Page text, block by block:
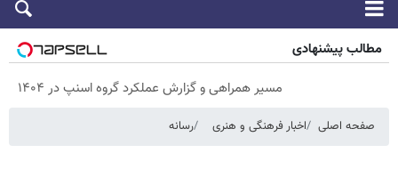
مطالب پیشنهادی
مسیر همراهی و گزارش عملکرد گروه اسنپ در ۱۴۰۴
صفحه اصلی اخبار فرهنگی و هنری رسانه